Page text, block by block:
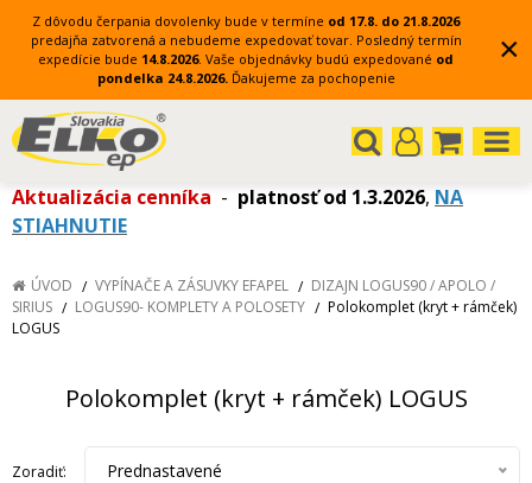
Z dôvodu čerpania dovolenky bude v termíne od 17.8. do 21.8.2026
predajňa zatvorená a nebudeme expedovať tovar. Posledný termín
expedície bude 14.8.2026. Vaše objednávky budú expedované od
pondelka 24.8.2026. Ďakujeme za pochopenie
×
Aktualizácia cenníka - platnosť od 1.3.2026, NA
STIAHNUTIE
ÚVOD VYPÍNAČE A ZÁSUVKY EFAPEL
DIZAJN LOGUS90 / APOLO /
SIRIUS
LOGUS90- KOMPLETY A POLOSETY
Polokomplet (kryt + rámček)
LOGUS
Polokomplet (kryt + rámček) LOGUS
Zoradiť: Prednastavené